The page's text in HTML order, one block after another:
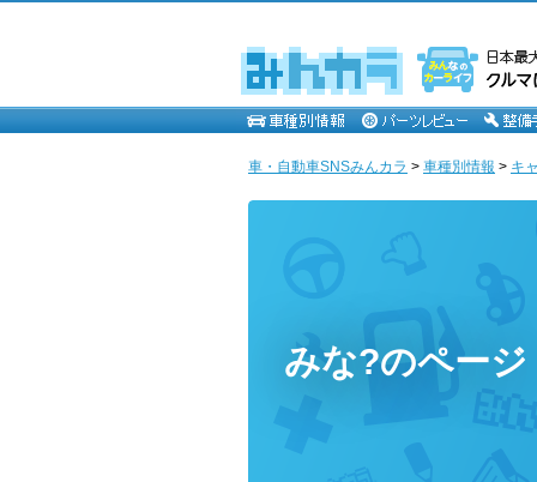
車・自動車SNSみんカラ > 車種別情報 > キ
みな?のページ